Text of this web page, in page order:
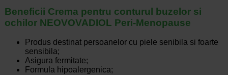
Beneficii Crema pentru conturul buzelor si
ochilor NEOVOVADIOL Peri-Menopause
Produs destinat persoanelor cu piele senibila si foarte
sensibila;
Asigura fermitate;
Formula hipoalergenica;